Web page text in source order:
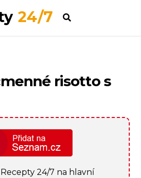
24/7
risotto s
Recepty 24/7 na hlavní